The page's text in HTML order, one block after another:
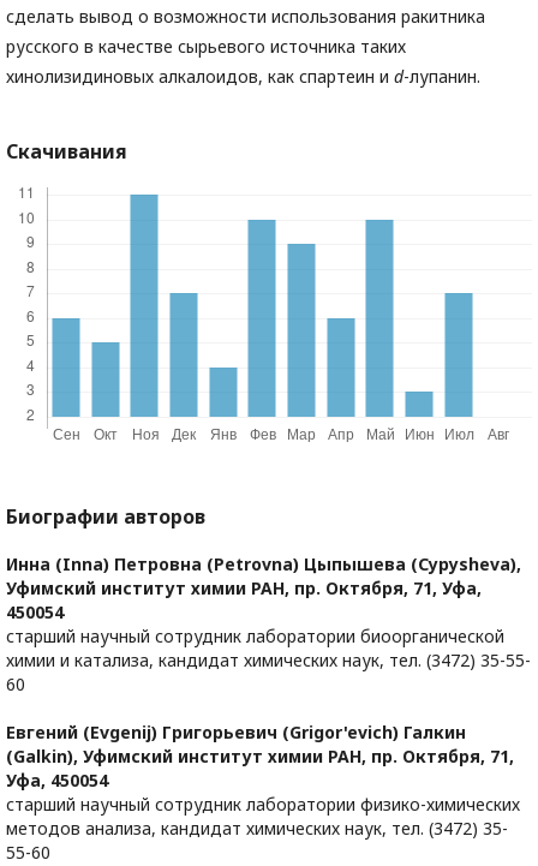
сделать вывод о возможности использования ракитника
русского в качестве сырьевого источника таких
хинолизидиновых алкалоидов, как спартеин и d-лупанин.
Скачивания
Биографии авторов
Инна (Inna) Петровна (Petrovna) Цыпышева (Cypysheva),
Уфимский институт химии РАН, пр. Октября, 71, Уфа,
450054
старший научный сотрудник лаборатории биоорганической
химии и катализа, кандидат химических наук, тел. (3472) 35-55-
60
Евгений (Evgenij) Григорьевич (Grigor'evich) Галкин
(Galkin), Уфимский институт химии РАН, пр. Октября, 71,
Уфа, 450054
старший научный сотрудник лаборатории физико-химических
методов анализа, кандидат химических наук, тел. (3472) 35-
55-60